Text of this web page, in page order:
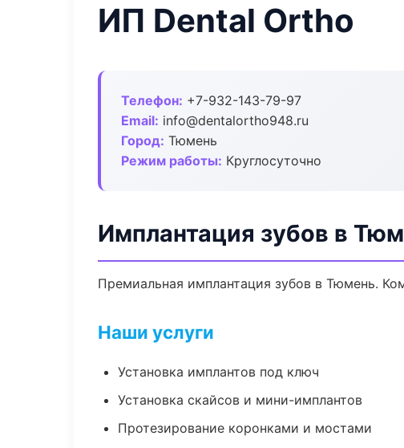
ИП Dental Ortho
Телефон: +7-932-143-79-97
Email: info@dentalortho948.ru
Город: Тюмень
Режим работы: Круглосуточно
Имплантация зубов в
Премиальная имплантация зубов в Тюмень.
Наши услуги
Установка имплантов под ключ
Установка скайсов и мини-имплантов
Протезирование коронками и мостами